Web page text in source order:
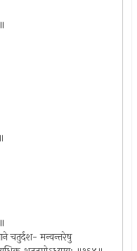
चतुर्दश- मन्वन्तरेषु